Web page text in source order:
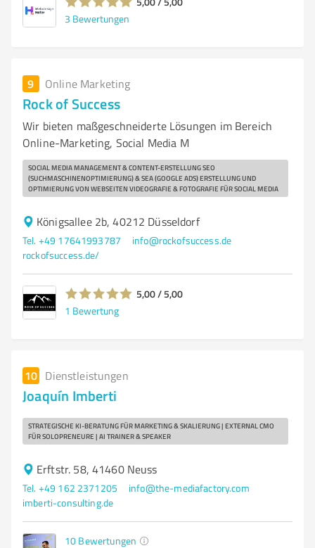
3 Bewertungen
9 Online Marketing
Rock of Success
Wir bieten maßgeschneiderte Lösungen im Bereich
Online-Marketing, Social Media M
SOCIAL MEDIA MANAGEMENT & CONTENT-ERSTELLUNG SEO
(SUCHMASCHINENOPTIMIERUNG) & SEA (GOOGLE ADS) ERSTELLUNG UND
OPTIMIERUNG VON WEBSEITEN VIDEOGRAFIE & FOTOGRAFIE FÜR SOCIAL MEDIA
Königsallee 2b, 40212 Düsseldorf
Tel. +49 17641993787
info@rockofsuccess.de
rockofsuccess.de/
5,00 / 5,00
1 Bewertung
10 Dienstleistungen
Joaquín Imberti
STRATEGISCHE KI-BERATUNG FÜR MARKETING & SKALIERUNG | EXTERNAL CMO
FÜR SOLOPRENEURE | AI TRAINER & SPEAKER
Erftstr. 58, 41460 Neuss
Tel. +49 162 2371205
info@the-mediafactory.com
imberti-consulting.de
10 Bewertungen